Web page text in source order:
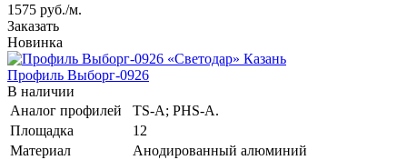
1575 руб./м.
Заказать
Новинка
Профиль Выборг-0926
В наличии
Аналог профилей
TS-A; PHS-A.
Площадка
12
Материал
Анодированный алюминий